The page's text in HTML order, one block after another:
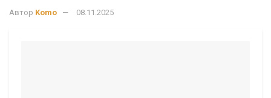
Автор Komo 08.11.2025